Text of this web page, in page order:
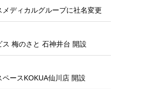
ディカルグループに社名変更
ス 梅のさと 石神井台 開設
ペースKOKUA仙川店 開設